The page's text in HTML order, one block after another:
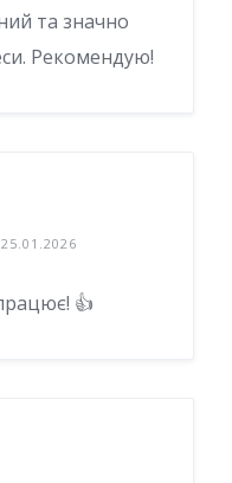
та значно
Рекомендую!
25.01.2026
👍